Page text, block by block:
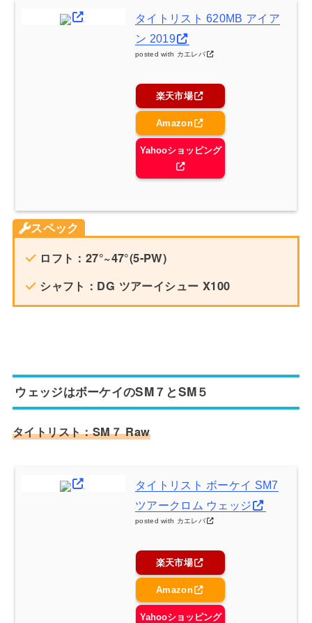
タイトリスト 620MB アイア
ン 2019
posted with カエレバ
楽天市場
Amazon
Yahooショッピング
スペック
ロフト：27°~47°(5-PW)
シャフト：DG ツアーイシュー X100
ウェッジはボーケイのSM７とSM５
タイトリスト：SM７ Raw
タイトリスト ボーケイ SM7
ツアークロム ウェッジ
posted with カエレバ
楽天市場
Amazon
Yahooショッピング